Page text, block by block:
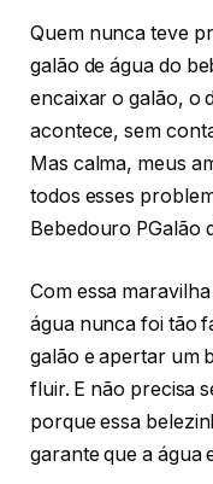
Quem nunca teve
galão de água do
encaixar o galão, o
acontece, sem
Mas calma, meus
todos esses
Bebedouro PGalão
Com essa
água nunca foi tão
galão e apertar um
fluir. E não precisa
porque essa
garante que a água